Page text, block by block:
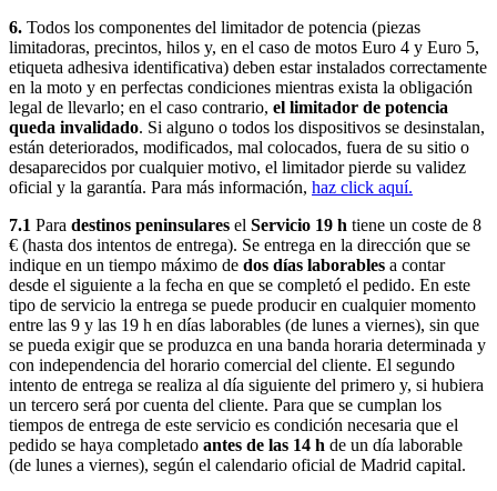
6. Todos los componentes del limitador de potencia (piezas
limitadoras, precintos, hilos y, en el caso de motos Euro 4 y Euro 5,
etiqueta adhesiva identificativa) deben estar instalados correctamente
en la moto y en perfectas condiciones mientras exista la obligación
legal de llevarlo; en el caso contrario, el limitador de potencia
queda invalidado. Si alguno o todos los dispositivos se desinstalan,
están deteriorados, modificados, mal colocados, fuera de su sitio o
desaparecidos por cualquier motivo, el limitador pierde su validez
oficial y la garantía. Para más información, haz click aquí.
7.1 Para destinos peninsulares el Servicio 19 h tiene un coste de 8
€ (hasta dos intentos de entrega). Se entrega en la dirección que se
indique en un tiempo máximo de dos días laborables a contar
desde el siguiente a la fecha en que se completó el pedido. En este
tipo de servicio la entrega se puede producir en cualquier momento
entre las 9 y las 19 h en días laborables (de lunes a viernes), sin que
se pueda exigir que se produzca en una banda horaria determinada y
con independencia del horario comercial del cliente. El segundo
intento de entrega se realiza al día siguiente del primero y, si hubiera
un tercero será por cuenta del cliente. Para que se cumplan los
tiempos de entrega de este servicio es condición necesaria que el
pedido se haya completado antes de las 14 h de un día laborable
(de lunes a viernes), según el calendario oficial de Madrid capital.